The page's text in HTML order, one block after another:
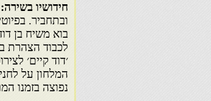
חידושיו בשירה:
ובתחביר.
בוא משיח בן
לכבוד הצהרת
׳דוד קיים׳
המלחון על
נפוצה בזמנו